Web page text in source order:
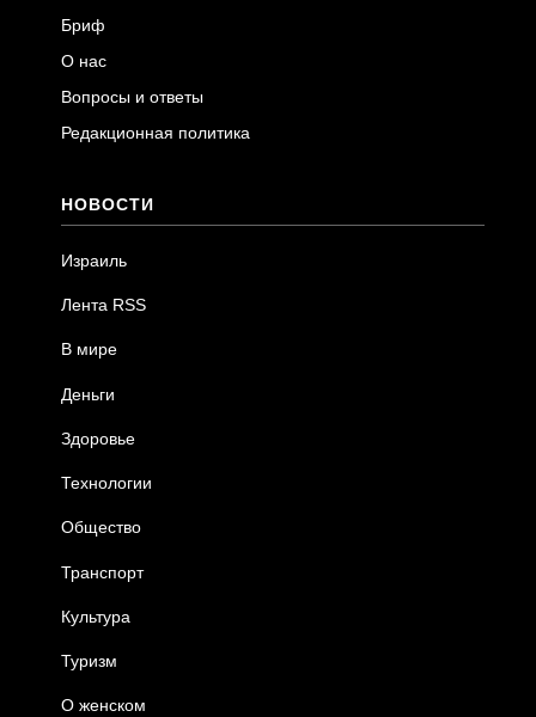
Бриф
О нас
Вопросы и ответы
Редакционная политика
НОВОСТИ
Израиль
Лента RSS
В мире
Деньги
Здоровье
Технологии
Общество
Транспорт
Культура
Туризм
О женском